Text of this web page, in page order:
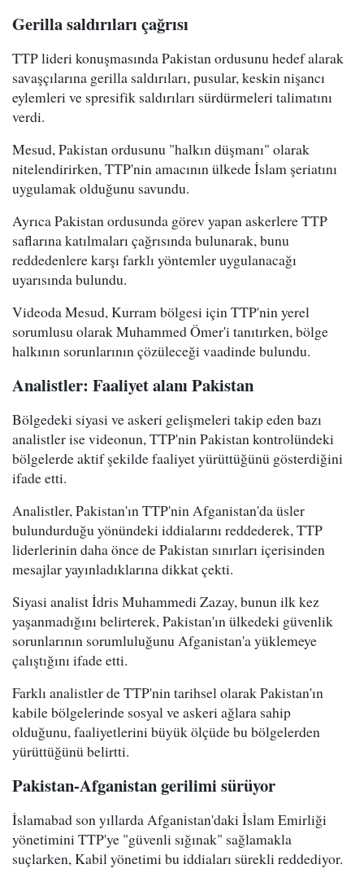
Gerilla saldırıları çağrısı
TTP lideri konuşmasında Pakistan ordusunu hedef alarak
savaşçılarına gerilla saldırıları, pusular, keskin nişancı
eylemleri ve spresifik saldırıları sürdürmeleri talimatını
verdi.
Mesud, Pakistan ordusunu "halkın düşmanı" olarak
nitelendirirken, TTP'nin amacının ülkede İslam şeriatını
uygulamak olduğunu savundu.
Ayrıca Pakistan ordusunda görev yapan askerlere TTP
saflarına katılmaları çağrısında bulunarak, bunu
reddedenlere karşı farklı yöntemler uygulanacağı
uyarısında bulundu.
Videoda Mesud, Kurram bölgesi için TTP'nin yerel
sorumlusu olarak Muhammed Ömer'i tanıtırken, bölge
halkının sorunlarının çözüleceği vaadinde bulundu.
Analistler: Faaliyet alanı Pakistan
Bölgedeki siyasi ve askeri gelişmeleri takip eden bazı
analistler ise videonun, TTP'nin Pakistan kontrolündeki
bölgelerde aktif şekilde faaliyet yürüttüğünü gösterdiğini
ifade etti.
Analistler, Pakistan'ın TTP'nin Afganistan'da üsler
bulundurduğu yönündeki iddialarını reddederek, TTP
liderlerinin daha önce de Pakistan sınırları içerisinden
mesajlar yayınladıklarına dikkat çekti.
Siyasi analist İdris Muhammedi Zazay, bunun ilk kez
yaşanmadığını belirterek, Pakistan'ın ülkedeki güvenlik
sorunlarının sorumluluğunu Afganistan'a yüklemeye
çalıştığını ifade etti.
Farklı analistler de TTP'nin tarihsel olarak Pakistan'ın
kabile bölgelerinde sosyal ve askeri ağlara sahip
olduğunu, faaliyetlerini büyük ölçüde bu bölgelerden
yürüttüğünü belirtti.
Pakistan-Afganistan gerilimi sürüyor
İslamabad son yıllarda Afganistan'daki İslam Emirliği
yönetimini TTP'ye "güvenli sığınak" sağlamakla
suçlarken, Kabil yönetimi bu iddiaları sürekli reddediyor.